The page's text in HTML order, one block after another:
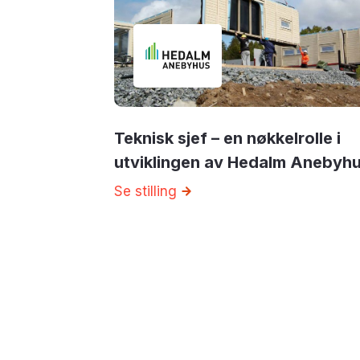
Teknisk sjef – en nøkkelrolle i
utviklingen av Hedalm
Se stilling